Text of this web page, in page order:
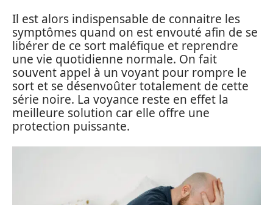
Il est alors indispensable de connaitre les
symptômes quand on est envouté afin de se
libérer de ce sort maléfique et reprendre
une vie quotidienne normale. On fait
souvent appel à un voyant pour rompre le
sort et se désenvoûter totalement de cette
série noire. La voyance reste en effet la
meilleure solution car elle offre une
protection puissante.